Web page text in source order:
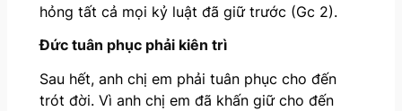
hỏng tất cả mọi kỷ luật đã giữ trước (Gc 2).
Đức tuân phục phải kiên trì
Sau hết, anh chị em phải tuân phục cho đến
trót đời. Vì anh chị em đã khấn giữ cho đến